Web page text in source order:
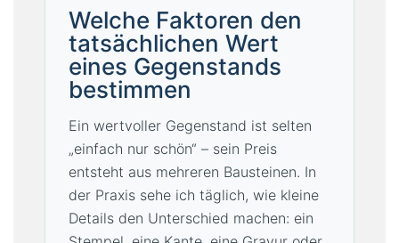
Welche Faktoren den
tatsächlichen Wert
eines Gegenstands
bestimmen
Ein wertvoller Gegenstand ist selten
„einfach nur schön“ – sein Preis
entsteht aus mehreren Bausteinen. In
der Praxis sehe ich täglich, wie kleine
Details den Unterschied machen: ein